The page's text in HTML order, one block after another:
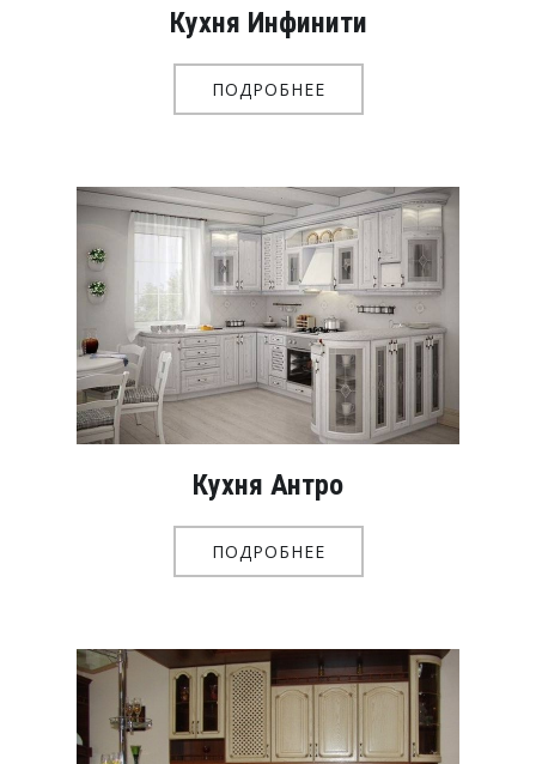
Кухня Инфинити
ПОДРОБНЕЕ
Кухня Антро
ПОДРОБНЕЕ